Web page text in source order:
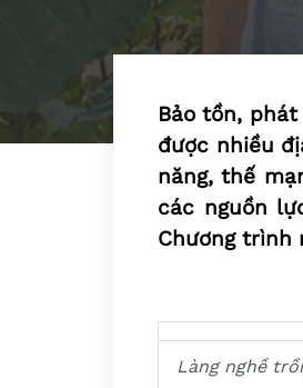
Bảo tồn,
được nhiều
năng, thế
các nguồn
Chương trình
Làng nghề